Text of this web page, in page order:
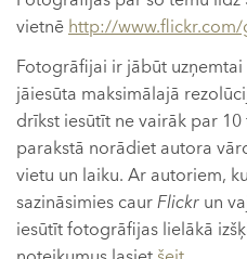
vietnē http://
Fotogrāfijai ir jābūt
jāiesūta maksimālajā
drīkst iesūtīt ne vairāk par
parakstā norādiet autora
vietu un laiku. Ar autoriem,
sazināsimies caurFlickr un
iesūtīt fotogrāfijas lielākā